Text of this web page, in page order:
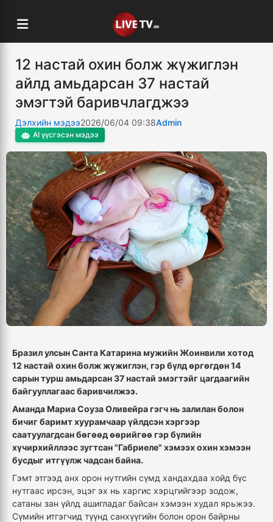
12 настай охин болж жүжиглэн
айлд амьдарсан 37 настай
эмэгтэй баривчлагджээ
Дэлхийн мэдээ2026/06/04 09:38Admin
AI үүсгэсэн мэдээ
Бразил улсын Санта Катарина мужийн Жоинвили хотод
12 настай охин болж жүжиглэн, гэр бүлд өргөгдөн 14
сарын турш амьдарсан 37 настай эмэгтэйг цагдаагийн
байгууллагаас баривчилжээ.
Аманда Мариа Соуза Оливейра гэгч нь залилан болон
бичиг баримт хуурамчаар үйлдсэн хэргээр
саатуулагдсан бөгөөд өөрийгөө гэр бүлийн
хүчирхийллээс зугтсан "Габриеле" хэмээх охин хэмээн
бусдыг итгүүлж чадсан байна.
Гэмт этгээд анх орон нутгийн сүмд хандахдаа хойд бүс
нутгаас ирсэн, эцэг эх нь харгис хэрцгийгээр зодож,
сатаны зан үйлд ашигладаг байсан хэмээн худал ярьжээ.
Сүмийн итгэгчид түүнд санхүүгийн болон орон байрны